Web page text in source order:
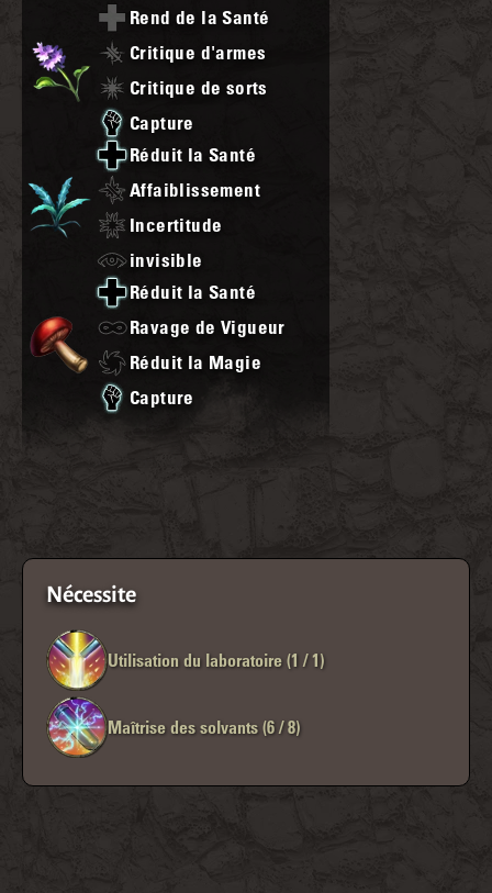
Rend de la Santé
Critique d'armes
Critique de sorts
Capture
Réduit la Santé
Affaiblissement
Incertitude
invisible
Réduit la Santé
Ravage de Vigueur
Réduit la Magie
Capture
Nécessite
Utilisation du laboratoire (1 / 1)
Maîtrise des solvants (6 / 8)